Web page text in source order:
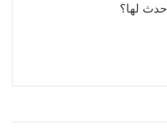
حدث لها؟